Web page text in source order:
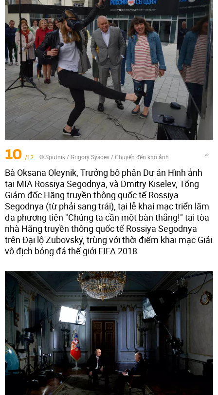
10 /12 © Sputnik / Grigory Sysoev/Chuyển đến kho ảnh
Bà Oksana Oleynik, Trưởng bộ phận Dự án Hình ảnh
tại MIA Rossiya Segodnya, và Dmitry Kiselev, Tổng
Giám đốc Hãng truyền thông quốc tế Rossiya
Segodnya (từ phải sang trái), tại lễ khai mạc triển lãm
đa phương tiện "Chúng ta cần một bàn thắng!" tại tòa
nhà Hãng truyền thông quốc tế Rossiya Segodnya
trên Đại lộ Zubovsky, trùng với thời điểm khai mạc Giải
vô địch bóng đá thế giới FIFA 2018.